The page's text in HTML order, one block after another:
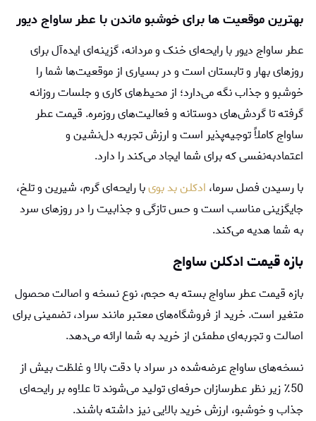
بهترین موقعیت‌ ها برای خوشبو ماندن با عطر ساواج دیور
عطر ساواج دیور با رایحه‌ای خنک و مردانه، گزینه‌ای ایده‌آل برای
روزهای بهار و تابستان است و در بسیاری از موقعیت‌ها شما را
خوشبو و جذاب نگه می‌دارد؛ از محیط‌های کاری و جلسات روزانه
گرفته تا گردش‌های دوستانه و فعالیت‌های روزمره. قیمت عطر
ساواج کاملاً توجیه‌پذیر است و ارزش تجربه دل‌نشین و
اعتمادبه‌نفسی که برای شما ایجاد می‌کند را دارد.
با رسیدن فصل سرما، ادکلن بد بویبا رایحه‌ای گرم، شیرین و تلخ،
جایگزینی مناسب است و حس تازگی و جذابیت را در روزهای سرد
به شما هدیه می‌کند.
بازه قيمت ادكلن ساواج
بازه قیمت عطر ساواج بسته به حجم، نوع نسخه و اصالت محصول
متغیر است. خرید از فروشگاه‌های معتبر مانند سراد، تضمینی برای
اصالت و تجربه‌ای مطمئن از خرید به شما ارائه می‌دهد.
نسخه‌های ساواج عرضه‌شده در سراد با دقت بالا و غلظت بیش از
50٪ زیر نظر عطرسازان حرفه‌ای تولید می‌شوند تا علاوه بر رایحه‌ای
جذاب و خوشبو، ارزش خرید بالایی نیز داشته باشند.